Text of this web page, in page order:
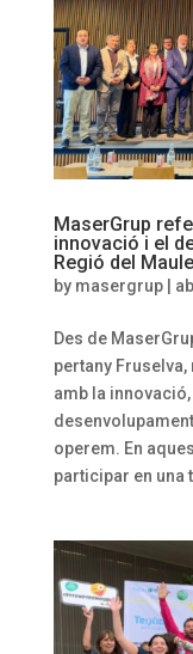
MaserGrup
innovació i el
Regió del Maule
by masergrup|
Des de
pertany
amb la
operem. En
participar en una